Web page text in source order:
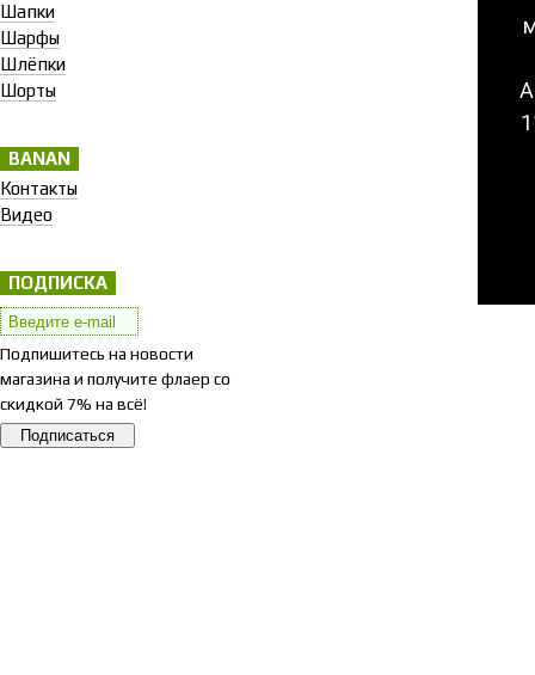
Шапки
Шарфы
Шлёпки
Шорты
BANAN
Контакты
Видео
ПОДПИСКА
Подпишитесь на новости
магазина и получите флаер со
скидкой 7% на всё!